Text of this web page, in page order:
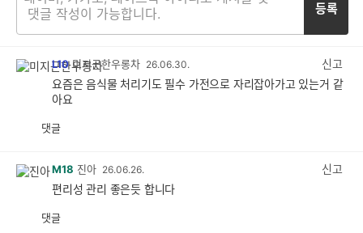
등록
L10 미지근한우롱차 26.06.30.
신고
요즘은 음식물 처리기도 필수 가전으로 자리잡아가고 있는거 같
아요
댓글
M18 진아 26.06.26.
신고
편리성 관리 좋은듯 합니다
댓글